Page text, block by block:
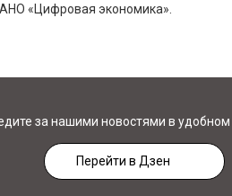
«Цифровая экономика».
за нашими новостями в
Перейти в Дзен